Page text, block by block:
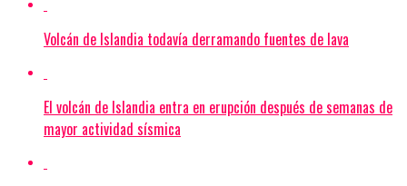
Volcán de Islandia todavía derramando fuentes de lava
El volcán de Islandia entra en erupción después de semanas de
mayor actividad sísmica